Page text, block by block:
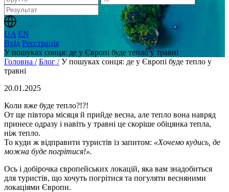
UA EN
Вхід Реєстрація
У пошуках сонця: де у Європі буде тепло у травні
Головна / Блог / У пошуках сонця: де у Європі буде тепло у
травні
20.01.2025
Коли вже буде тепло?!?!
От ще півтора місяця й прийде весна, але тепло вона навряд
принесе одразу і навіть у травні це скоріше обіцянка тепла,
ніж тепло.
То куди ж відправити туристів із запитом: «Хочемо кудись, де
можна буде погрітися!».
Ось і добірочка європейських локацій, яка вам знадобиться
для туристів, що хочуть погрітися та погуляти весняними
локаціями Європи.